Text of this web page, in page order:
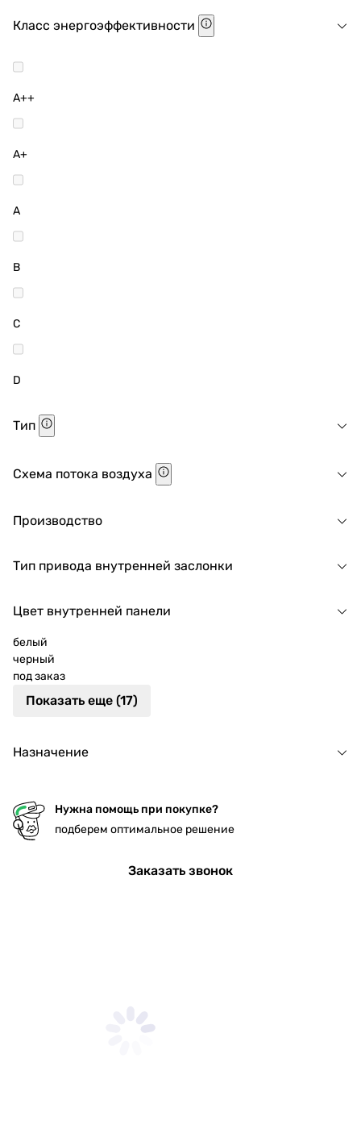
Класс энергоэффективности
A++
A+
A
B
C
D
Тип
Схема потока воздуха
Производство
Тип привода внутренней заслонки
Цвет внутренней панели
белый
черный
под заказ
Показать еще (17)
Назначение
Нужна помощь при покупке?
подберем оптимальное решение
Заказать звонок